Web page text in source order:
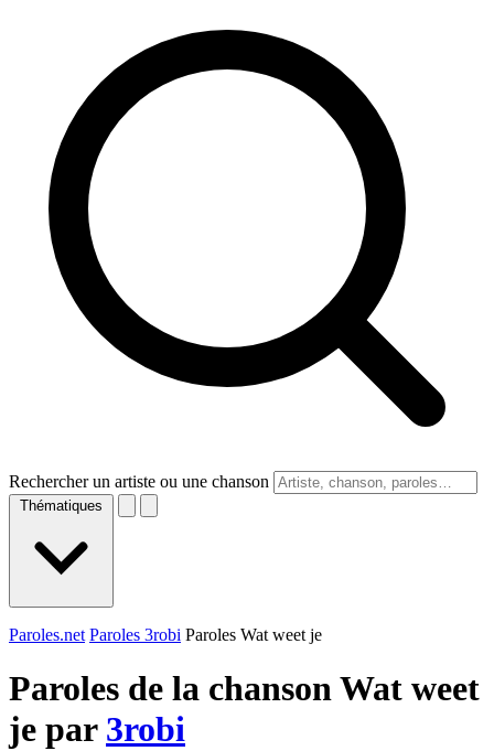
Rechercher un artiste ou une chanson
Thématiques
Paroles.net Paroles 3robi Paroles Wat weet je
Paroles de la chanson Wat weet
je par 3robi